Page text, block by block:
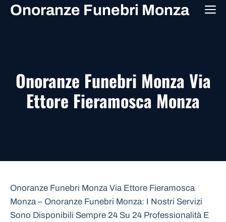
VaiOnoranze Funebri Monza
Onoranze Funebri Monza Via
Ettore Fieramosca Monza
Onoranze Funebri Monza Via Ettore Fieramosca
Monza – Onoranze Funebri Monza: I Nostri Servizi
Sono Disponibili Sempre 24 Su 24 Professionalità E